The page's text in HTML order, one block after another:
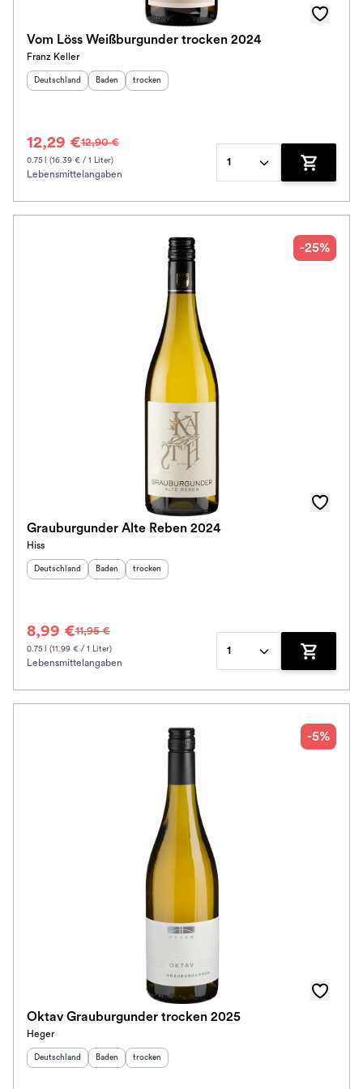
Vom Löss Weißburgunder trocken 2024
Franz Keller
Herkunftsland
Deutschland Herkunftsregion:
Baden Geschmack
trocken
12,29 €12,90 €
0.75 l (16.39 € / 1 Liter)
Lebensmittelangaben
1
Zum
-25%
Grauburgunder Alte Reben 2024
Hiss
Herkunftsland
Deutschland Herkunftsregion:
Baden Geschmack
trocken
8,99 €11,95 €
0.75 l (11.99 € / 1 Liter)
Lebensmittelangaben
1
Zum
-5%
Oktav Grauburgunder trocken 2025
Heger
Herkunftsland
Deutschland Herkunftsregion:
Baden Geschmack
trocken